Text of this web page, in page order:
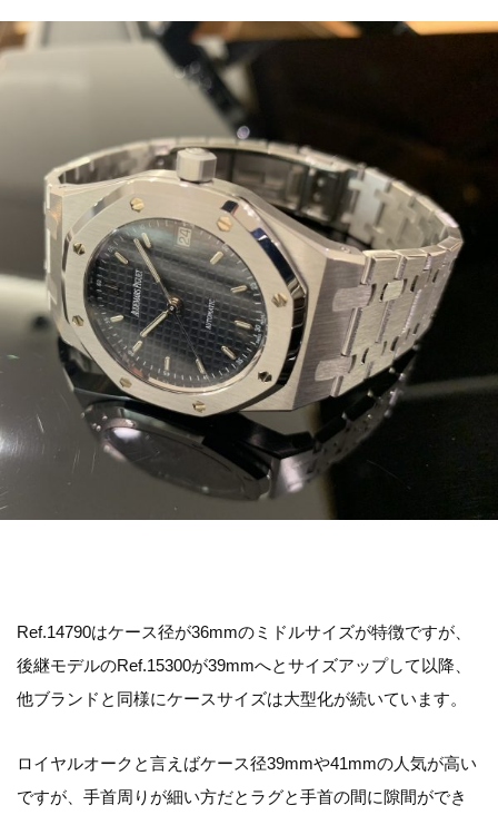
Ref.14790はケース径が36mmのミドルサイズが特徴ですが、
後継モデルのRef.15300が39mmへとサイズアップして以降、
他ブランドと同様にケースサイズは大型化が続いています。
ロイヤルオークと言えばケース径39mmや41mmの人気が高い
ですが、手首周りが細い方だとラグと手首の間に隙間ができ